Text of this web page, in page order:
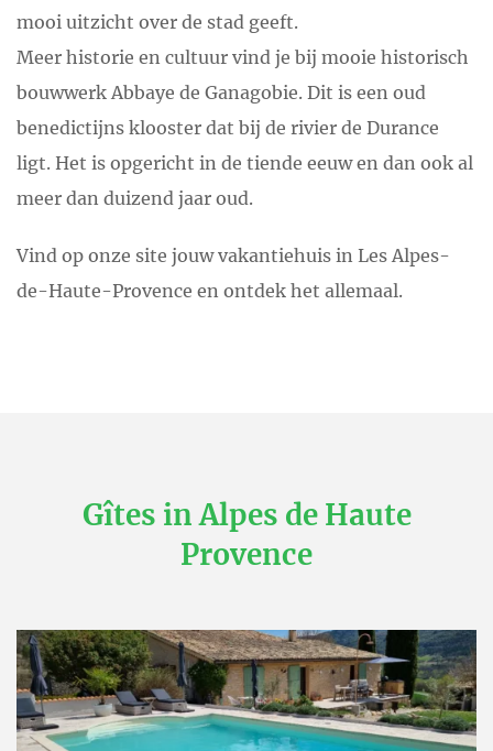
mooi uitzicht over de stad geeft.
Meer historie en cultuur vind je bij mooie historisch
bouwwerk Abbaye de Ganagobie. Dit is een oud
benedictijns klooster dat bij de rivier de Durance
ligt. Het is opgericht in de tiende eeuw en dan ook al
meer dan duizend jaar oud.
Vind op onze site jouw vakantiehuis in Les Alpes-
de-Haute-Provence en ontdek het allemaal.
Gîtes in Alpes de Haute
Provence